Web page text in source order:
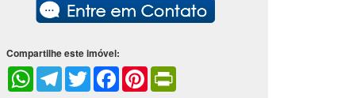
Compartilhe este imóvel:
WhatsAppTelegramTwitterFacebookPinterest